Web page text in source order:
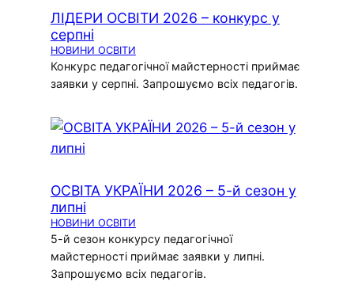
ЛІДЕРИ ОСВІТИ 2026 – конкурс у
серпні
НОВИНИ ОСВІТИ
Конкурс педагогічної майстерності приймає
заявки у серпні. Запрошуємо всіх педагогів.
ОСВІТА УКРАЇНИ 2026 – 5-й сезон у
липні
НОВИНИ ОСВІТИ
5-й сезон конкурсу педагогічної
майстерності приймає заявки у липні.
Запрошуємо всіх педагогів.